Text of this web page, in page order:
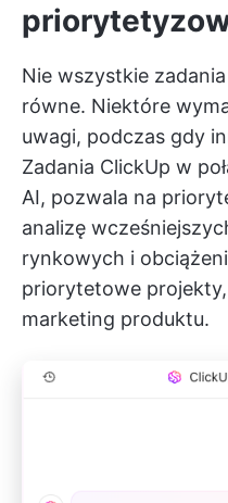
Nie wszystkie
równe. Niektóre
uwagi, podczas gdy
Zadania ClickUp w
AI, pozwala na
analizę
rynkowych i
priorytetowe
marketing produktu.